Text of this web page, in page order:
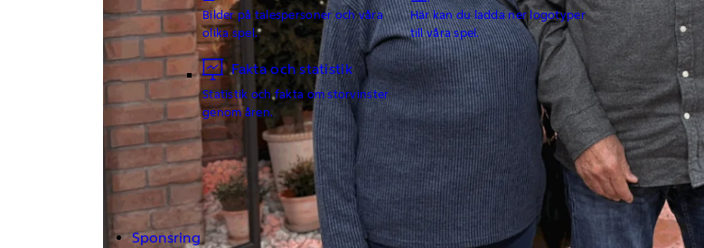
Bilder på talespersoner och våra
olika spel.
Här kan du ladda ner logotyper
till våra spel.
Fakta och statistik
Statistik och fakta om storvinster
genom åren.
Sponsring